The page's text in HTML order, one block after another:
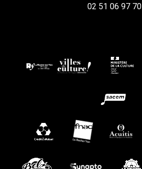
02 51 06 97 70